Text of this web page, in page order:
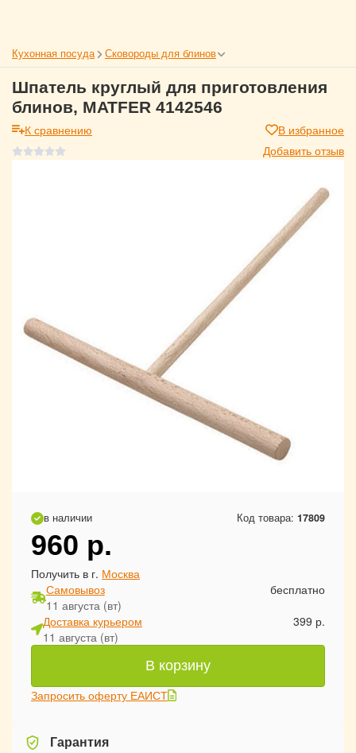
Кухонная посуда Сковороды для блинов
Шпатель круглый для приготовления
блинов, MATFER 4142546
К сравнению
В избранное
Добавить отзыв
в наличии Код товара: 17809
960 р.
Получить в г. Москва
Самовывоз
11 августа (вт)
бесплатно
Доставка курьером
11 августа (вт)
399 р.
В корзину
Запросить оферту ЕАИСТ
Гарантия